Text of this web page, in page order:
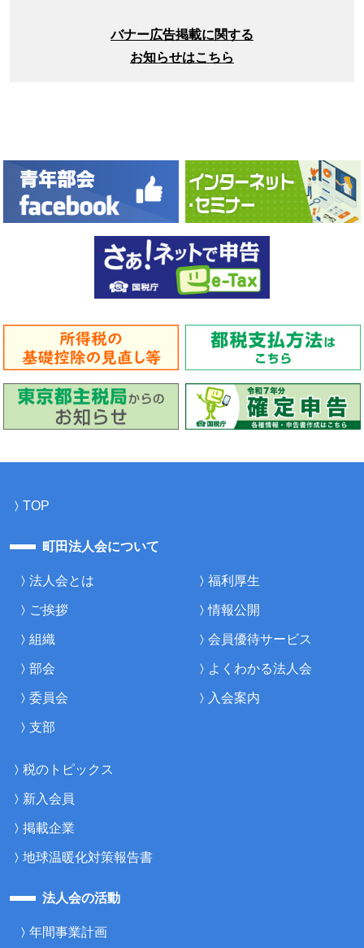
バナー広告掲載に関する
お知らせはこちら
TOP
町田法人会について
法人会とは
ご挨拶
組織
部会
委員会
支部
福利厚生
情報公開
会員優待サービス
よくわかる法人会
入会案内
税のトピックス
新入会員
掲載企業
地球温暖化対策報告書
法人会の活動
年間事業計画